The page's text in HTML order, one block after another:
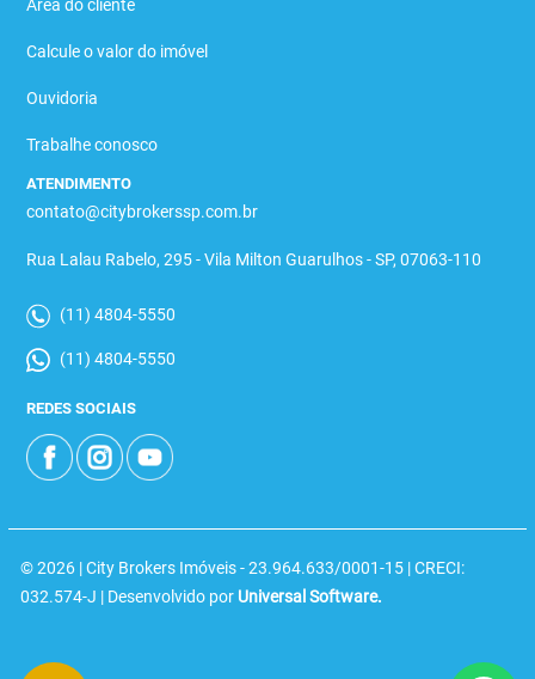
Área do cliente
Calcule o valor do imóvel
Ouvidoria
Trabalhe conosco
ATENDIMENTO
contato@citybrokerssp.com.br
Rua Lalau Rabelo, 295 - Vila Milton Guarulhos - SP, 07063-110
(11) 4804-5550
(11) 4804-5550
REDES SOCIAIS
© 2026 | City Brokers Imóveis - 23.964.633/0001-15 | CRECI:
032.574-J | Desenvolvido por Universal Software.